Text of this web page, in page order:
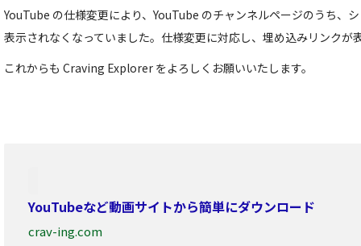
YouTube の仕様変更により、YouTube のチャンネルページのうち、
表示されなくなっていました。仕様変更に対応し、埋め込みリンクが
これからも Craving Explorer をよろしくお願いいたします。
YouTubeなど動画サイトから簡単にダウンロード
crav-ing.com